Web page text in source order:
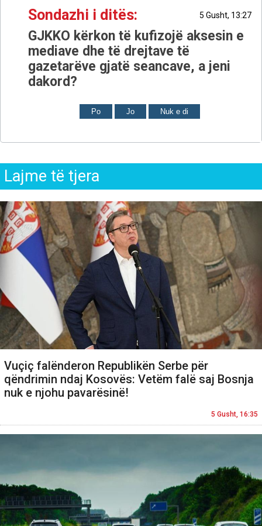
Sondazhi i ditës: 5 Gusht, 13:27
GJKKO kërkon të kufizojë aksesin e
mediave dhe të drejtave të
gazetarëve gjatë seancave, a jeni
dakord?
Po Jo Nuk e di
Lajme të tjera
Vuçiç falënderon Republikën Serbe për
qëndrimin ndaj Kosovës: Vetëm falë saj Bosnja
nuk e njohu pavarësinë!
5 Gusht, 16:35